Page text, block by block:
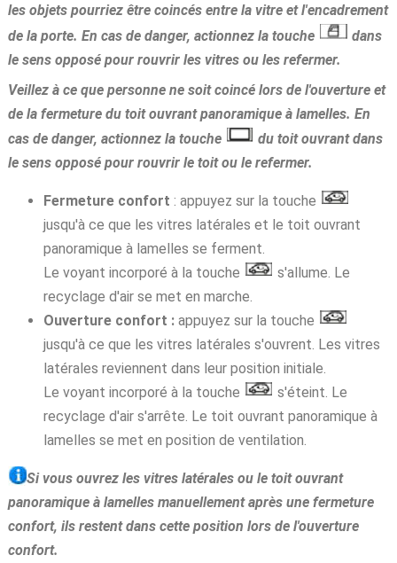
les objets pourriez être coincés entre la vitre et l'encadrement
de la porte. En cas de danger, actionnez la touche
dans
le sens opposé pour rouvrir les vitres ou les refermer.
Veillez à ce que personne ne soit coincé lors de l'ouverture et
de la fermeture du toit ouvrant panoramique à lamelles. En
cas de danger, actionnez la touche
du toit ouvrant dans
le sens opposé pour rouvrir le toit ou le refermer.
Fermeture confort : appuyez sur la touche
jusqu'à ce que les vitres latérales et le toit ouvrant
panoramique à lamelles se ferment.
Le voyant incorporé à la touche
s'allume. Le
recyclage d'air se met en marche.
Ouverture confort :appuyez sur la touche
jusqu'à ce que les vitres latérales s'ouvrent. Les vitres
latérales reviennent dans leur position initiale.
Le voyant incorporé à la touche
s'éteint. Le
recyclage d'air s'arrête. Le toit ouvrant panoramique à
lamelles se met en position de ventilation.
Si vous ouvrez les vitres latérales ou le toit ouvrant
panoramique à lamelles manuellement après une fermeture
confort, ils restent dans cette position lors de l'ouverture
confort.